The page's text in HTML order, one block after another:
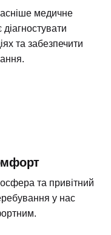
медичне
та забезпечити
та привітний
у нас